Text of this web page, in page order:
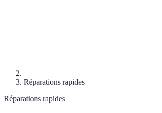
Réparations rapides
Réparations rapides